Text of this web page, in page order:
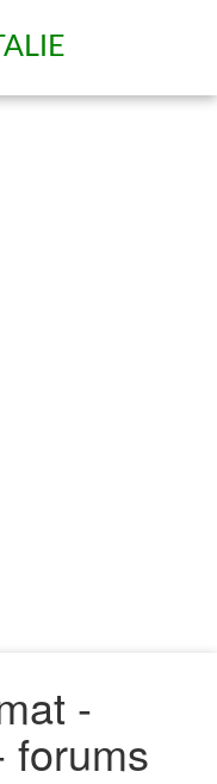
-
forums